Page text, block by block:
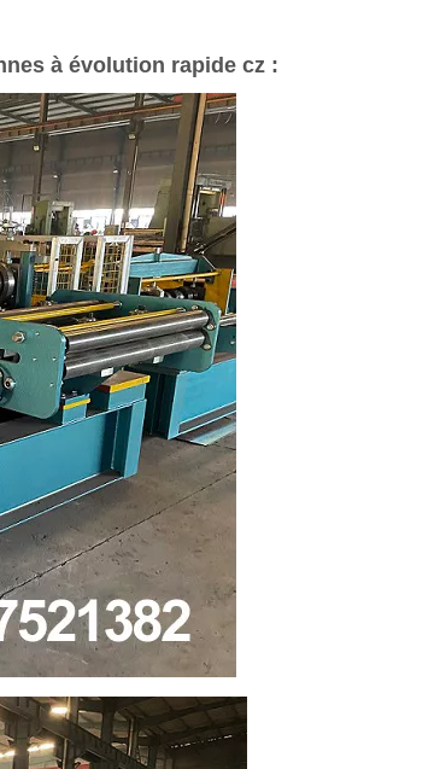
à évolution rapide cz :